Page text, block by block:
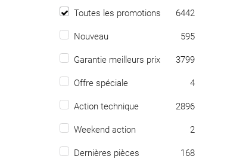
Toutes les promotions 6442
Nouveau 595
Garantie meilleurs prix 3799
Offre spéciale 4
Action technique 2896
Weekend action 2
Dernières pièces 168